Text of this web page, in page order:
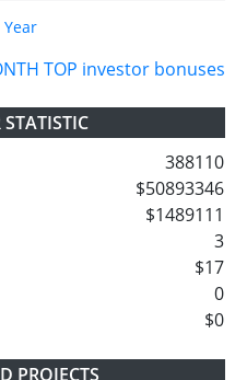
Year
TOP investor bonuses
388110
$50893346
$1489111
3
$17
0
$0
PROJECTS